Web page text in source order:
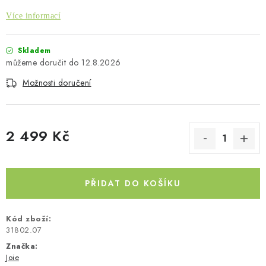
CESTOVNÍ ZAVAZADLA
DÁRKOVÉ POUKAZY
Půjčovna
Moje objednávka
Více informací
Skladem
12.8.2026
Možnosti doručení
2 499 Kč
PŘIDAT DO KOŠÍKU
Kód zboží:
31802.07
Značka:
Joie